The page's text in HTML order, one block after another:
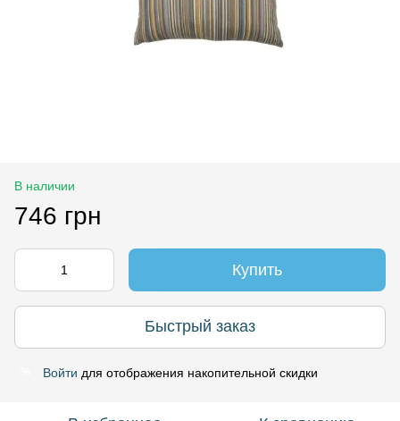
В наличии
746 грн
Купить
Быстрый заказ
Войти для отображения накопительной скидки